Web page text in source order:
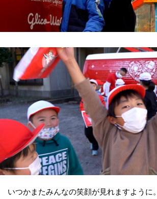
いつかまたみんなの笑顔が見れますように。